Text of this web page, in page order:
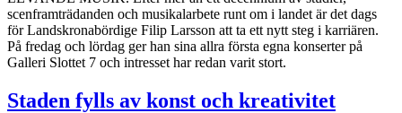
scenframträdanden och musikalarbete runt om i landet är det dags
för Landskronabördige Filip Larsson att ta ett nytt steg i karriären.
På fredag och lördag ger han sina allra första egna konserter på
Galleri Slottet 7 och intresset har redan varit stort.
Staden fylls av konst och kreativitet